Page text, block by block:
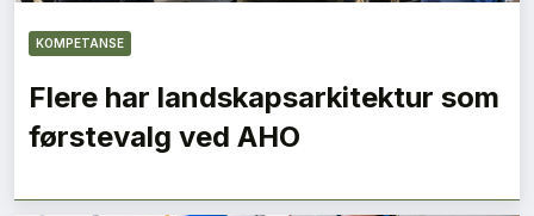
KOMPETANSE
Flere har landskapsarkitektur som
førstevalg ved AHO